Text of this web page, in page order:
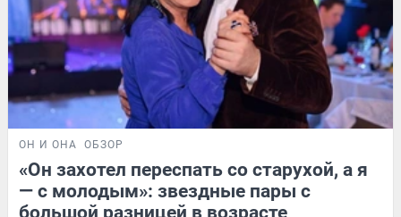
ОН И ОНА ОБЗОР
«Он захотел переспать со старухой, а я
— с молодым»: звездные пары с
большой разницей в возрасте